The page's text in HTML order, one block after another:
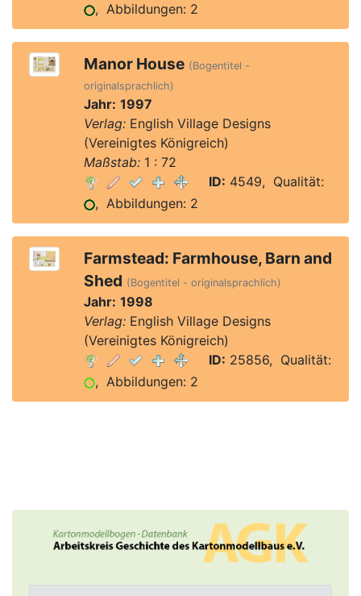
, Abbildungen: 2
Manor House (Bogentitel -
originalsprachlich)
Jahr: 1997
Verlag:English Village Designs
(Vereinigtes Königreich)
Maßstab:1 : 72
ID: 4549, Qualität:
, Abbildungen: 2
Farmstead: Farmhouse, Barn and
Shed (Bogentitel - originalsprachlich)
Jahr: 1998
Verlag:English Village Designs
(Vereinigtes Königreich)
ID: 25856, Qualität:
, Abbildungen: 2